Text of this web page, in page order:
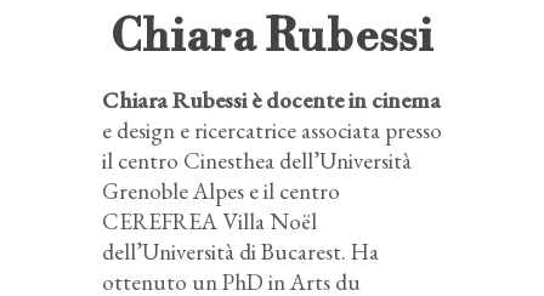
Chiara Rubessi
Chiara Rubessi è docente in cinema
e design e ricercatrice associata presso
il centro Cinesthea dell’Università
Grenoble Alpes e il centro
CEREFREA Villa Noël
dell’Università di Bucarest. Ha
ottenuto un PhD in Arts du